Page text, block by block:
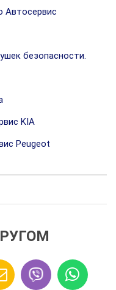
Автосервис
безопасности.
KIA
Peugeot